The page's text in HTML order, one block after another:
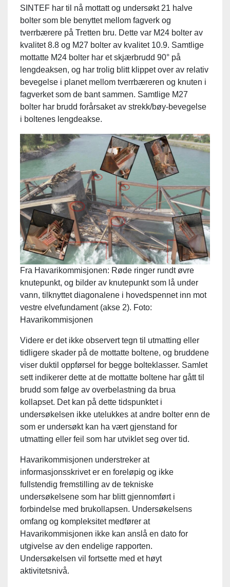
SINTEF har til nå mottatt og undersøkt 21 halve
bolter som ble benyttet mellom fagverk og
tverrbærere på Tretten bru. Dette var M24 bolter av
kvalitet 8.8 og M27 bolter av kvalitet 10.9. Samtlige
mottatte M24 bolter har et skjærbrudd 90° på
lengdeaksen, og har trolig blitt klippet over av relativ
bevegelse i planet mellom tverrbæreren og knuten i
fagverket som de bant sammen. Samtlige M27
bolter har brudd forårsaket av strekk/bøy-bevegelse
i boltenes lengdeakse.
Fra Havarikommisjonen: Røde ringer rundt øvre
knutepunkt, og bilder av knutepunkt som lå under
vann, tilknyttet diagonalene i hovedspennet inn mot
vestre elvefundament (akse 2). Foto:
Havarikommisjonen
Videre er det ikke observert tegn til utmatting eller
tidligere skader på de mottatte boltene, og bruddene
viser duktil oppførsel for begge bolteklasser. Samlet
sett indikerer dette at de mottatte boltene har gått til
brudd som følge av overbelastning da brua
kollapset. Det kan på dette tidspunktet i
undersøkelsen ikke utelukkes at andre bolter enn de
som er undersøkt kan ha vært gjenstand for
utmatting eller feil som har utviklet seg over tid.
Havarikommisjonen understreker at
informasjonsskrivet er en foreløpig og ikke
fullstendig fremstilling av de tekniske
undersøkelsene som har blitt gjennomført i
forbindelse med brukollapsen. Undersøkelsens
omfang og kompleksitet medfører at
Havarikommisjonen ikke kan anslå en dato for
utgivelse av den endelige rapporten.
Undersøkelsen vil fortsette med et høyt
aktivitetsnivå.